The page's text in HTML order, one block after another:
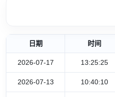
日期 时间
2026-07-17 13:25:25
2026-07-13 10:40:10